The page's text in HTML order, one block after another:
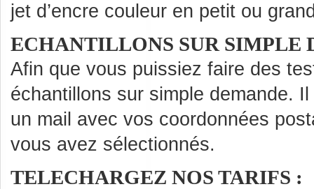
jet d’encre couleur en petit ou
ECHANTILLONS SUR SIMPLE
Afin que vous puissiez faire des
échantillons sur simple demande.
un mail avec vos coordonnées
vous avez sélectionnés.
TELECHARGEZ NOS TARIFS :